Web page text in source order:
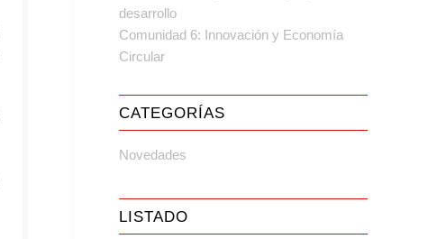
desarrollo
Comunidad 6: Innovación y Economía
Circular
CATEGORÍAS
Novedades
LISTADO